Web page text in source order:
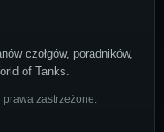
czołgów, poradników,
of Tanks.
zastrzeżone.